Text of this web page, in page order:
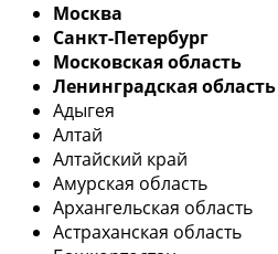
Москва
Санкт-Петербург
Московская область
Ленинградская область
Адыгея
Алтай
Алтайский край
Амурская область
Архангельская область
Астраханская область